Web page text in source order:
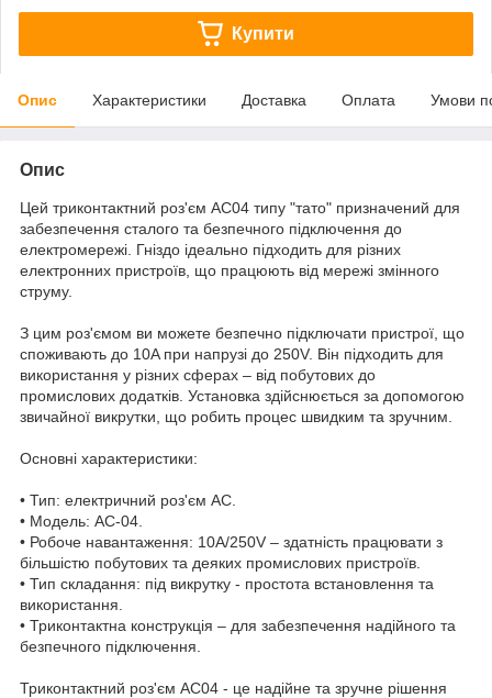
Купити
Опис Характеристики Доставка Оплата Умови
Опис
Цей триконтактний роз'єм AC04 типу "тато" призначений для
забезпечення сталого та безпечного підключення до
електромережі. Гніздо ідеально підходить для різних
електронних пристроїв, що працюють від мережі змінного
струму.
З цим роз'ємом ви можете безпечно підключати пристрої, що
споживають до 10A при напрузі до 250V. Він підходить для
використання у різних сферах – від побутових до
промислових додатків. Установка здійснюється за допомогою
звичайної викрутки, що робить процес швидким та зручним.
Основні характеристики:
• Тип: електричний роз'єм AC.
• Модель: AC-04.
• Робоче навантаження: 10A/250V – здатність працювати з
більшістю побутових та деяких промислових пристроїв.
• Тип складання: під викрутку - простота встановлення та
використання.
• Триконтактна конструкція – для забезпечення надійного та
безпечного підключення.
Триконтактний роз'єм AC04 - це надійне та зручне рішення